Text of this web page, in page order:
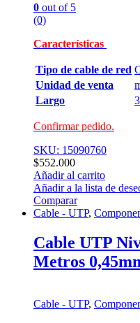
0 out of 5
(0)
Características
Tipo de cable de red
Unidad de venta
Largo
Confirmar pedido.
SKU: 15090760
$552.000
Añadir al carrito
Añadir a la lista de
Comparar
Cable - UTP,
Cable UTP
Metros
Cable - UTP,